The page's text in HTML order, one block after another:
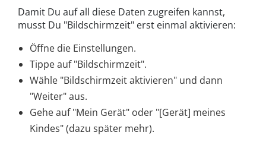
Damit Du auf all diese Daten zugreifen kannst,
musst Du "Bildschirmzeit" erst einmal aktivieren:
Öffne die Einstellungen.
Tippe auf "Bildschirmzeit".
Wähle "Bildschirmzeit aktivieren" und dann
"Weiter" aus.
Gehe auf "Mein Gerät" oder "[Gerät] meines
Kindes" (dazu später mehr).